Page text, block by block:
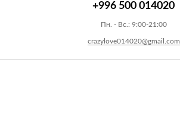
+996 500 014020
Пн. - Вс.: 9:00-21:00
crazylove014020@gmail.com